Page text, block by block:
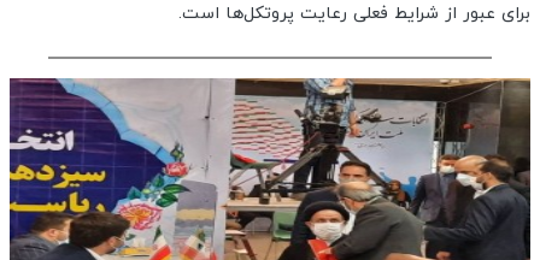
برای عبور از شرایط فعلی رعایت پروتکل‌ها است.